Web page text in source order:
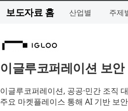
보도자료 홈 산업별 주제
이글루코퍼레이션 보
이글루코퍼레이션, 공공·민간 조직
주요 마켓플레이스 통해 AI 기반 보